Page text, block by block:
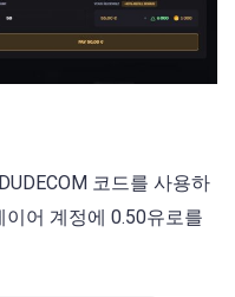
코드를 사용하
어 계정에 0.50유로를